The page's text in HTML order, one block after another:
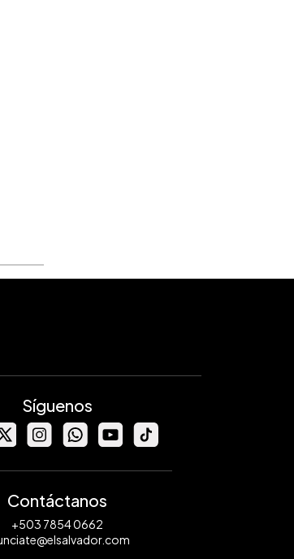
Síguenos
Contáctanos
+503 7854 0662